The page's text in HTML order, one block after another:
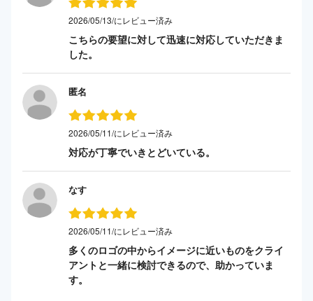
2026/05/13/にレビュー済み
こちらの要望に対して迅速に対応していただきま
した。
匿名
2026/05/11/にレビュー済み
対応が丁寧でいきとどいている。
なす
2026/05/11/にレビュー済み
多くのロゴの中からイメージに近いものをクライ
アントと一緒に検討できるので、助かっていま
す。